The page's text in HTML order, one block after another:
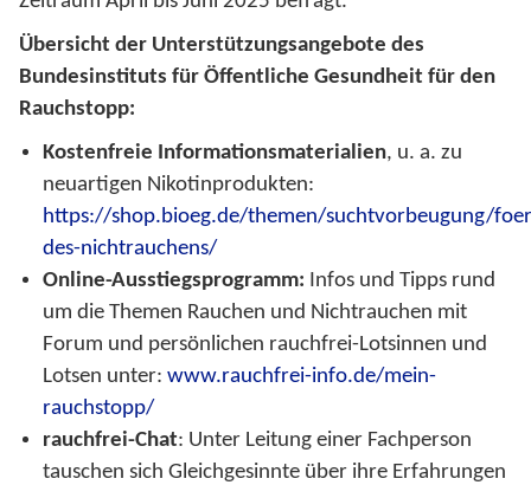
Übersicht der Unterstützungsangebote des
Bundesinstituts für Öffentliche Gesundheit für den
Rauchstopp:
Kostenfreie Informationsmaterialien, u. a. zu
neuartigen Nikotinprodukten:
https://shop.bioeg.de/themen/suchtvorbeugung/
des-nichtrauchens/
Online-Ausstiegsprogramm: Infos und Tipps rund
um die Themen Rauchen und Nichtrauchen mit
Forum und persönlichen rauchfrei-Lotsinnen und
Lotsen unter: www.rauchfrei-info.de/mein-
rauchstopp/
rauchfrei-Chat: Unter Leitung einer Fachperson
tauschen sich Gleichgesinnte über ihre Erfahrungen